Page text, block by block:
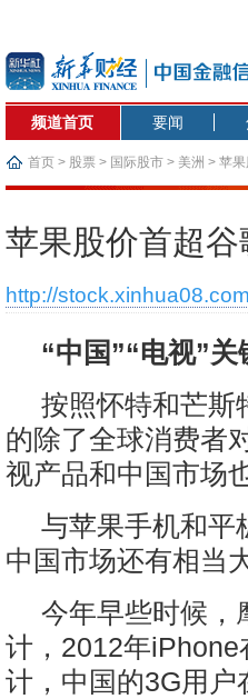
频道首页 要闻
首页 > 股票 > 国际股市 > 美洲 > 苹果
苹果股价首超谷
http://
“中国”“电视”关
按照怀特和芒斯
的除了全球消费者
视产品和中国市场
与苹果手机和平
中国市场还有相当
今年早些时候，
计，2012年
计，中国的3G用